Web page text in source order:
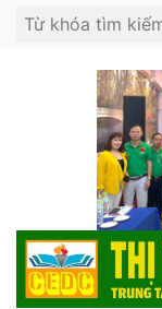
Search